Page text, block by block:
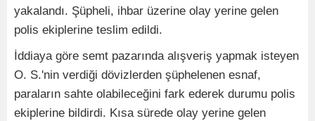
yakalandı. Şüpheli, ihbar üzerine olay yerine gelen
polis ekiplerine teslim edildi.
İddiaya göre semt pazarında alışveriş yapmak isteyen
O. S.'nin verdiği dövizlerden şüphelenen esnaf,
paraların sahte olabileceğini fark ederek durumu polis
ekiplerine bildirdi. Kısa sürede olay yerine gelen